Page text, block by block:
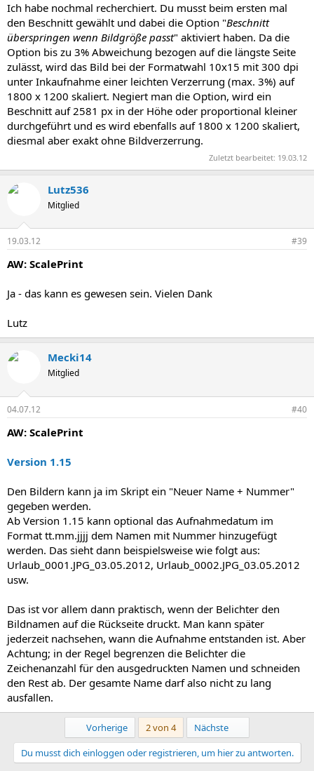
Ich habe nochmal recherchiert. Du musst beim ersten mal
den Beschnitt gewählt und dabei die Option "Beschnitt
überspringen wenn Bildgröße passt" aktiviert haben. Da die
Option bis zu 3% Abweichung bezogen auf die längste Seite
zulässt, wird das Bild bei der Formatwahl 10x15 mit 300 dpi
unter Inkaufnahme einer leichten Verzerrung (max. 3%) auf
1800 x 1200 skaliert. Negiert man die Option, wird ein
Beschnitt auf 2581 px in der Höhe oder proportional kleiner
durchgeführt und es wird ebenfalls auf 1800 x 1200 skaliert,
diesmal aber exakt ohne Bildverzerrung.
Zuletzt bearbeitet: 19.03.12
Lutz536
Mitglied
19.03.12 #39
AW: ScalePrint
Ja - das kann es gewesen sein. Vielen Dank
Lutz
Mecki14
Mitglied
04.07.12 #40
AW: ScalePrint
Version 1.15
Den Bildern kann ja im Skript ein "Neuer Name + Nummer"
gegeben werden.
Ab Version 1.15 kann optional das Aufnahmedatum im
Format tt.mm.jjjj dem Namen mit Nummer hinzugefügt
werden. Das sieht dann beispielsweise wie folgt aus:
Urlaub_0001.JPG_03.05.2012, Urlaub_0002.JPG_03.05.2012
usw.
Das ist vor allem dann praktisch, wenn der Belichter den
Bildnamen auf die Rückseite druckt. Man kann später
jederzeit nachsehen, wann die Aufnahme entstanden ist. Aber
Achtung; in der Regel begrenzen die Belichter die
Zeichenanzahl für den ausgedruckten Namen und schneiden
den Rest ab. Der gesamte Name darf also nicht zu lang
ausfallen.
Vorherige 2 von 4 Nächste
Du musst dich einloggen oder registrieren, um hier zu antworten.